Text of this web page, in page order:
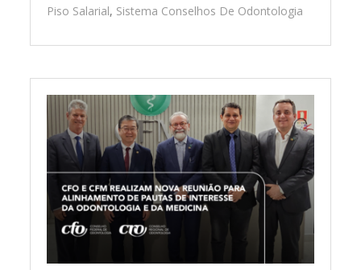
Piso Salarial, Sistema Conselhos De Odontologia